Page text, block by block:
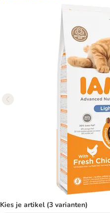
Kies je artikel (3 varianten)